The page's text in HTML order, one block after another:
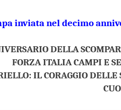
inviata nel decimo
DELLA
FORZA ITALIA CAMPI E
IL CORAGGIO